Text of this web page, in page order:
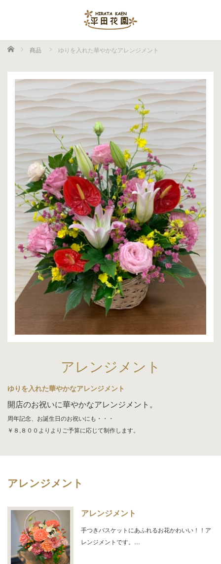
ホーム 商品 ゆりを入れた華やかなアレンジメント
アレンジメント
ゆりを入れた華やかなアレンジメント
開店のお祝いに華やかなアレンジメント。
周年記念、お誕生日のお祝いにも・・・
￥８,８００よりよりご予算に応じて制作します。
アレンジメント
アレンジメント
手つきバスケットにあふれるお花かわいい！！ア
レンジメントです。…